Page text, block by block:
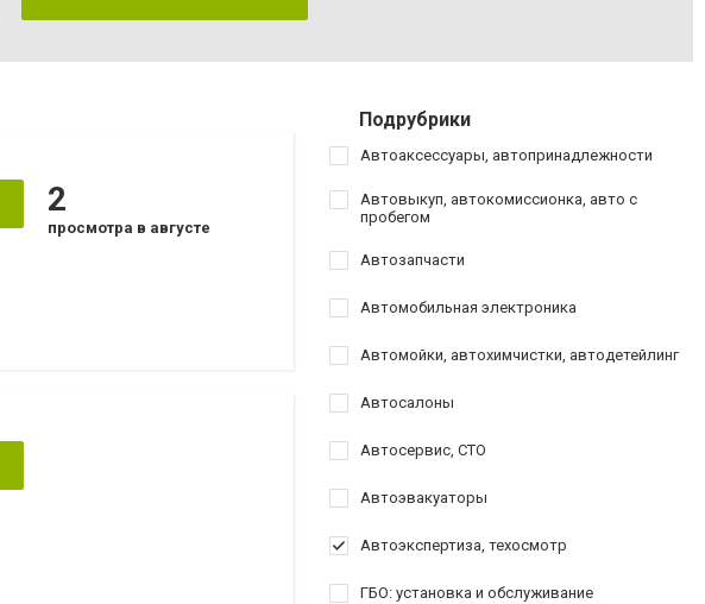
2
просмотра в августе
Подрубрики
Автоаксессуары, автопринадлежности
Автовыкуп, автокомиссионка, авто с
пробегом
Автозапчасти
Автомобильная электроника
Автомойки, автохимчистки, автодетейлинг
Автосалоны
Автосервис, СТО
Автоэвакуаторы
Автоэкспертиза, техосмотр
ГБО: установка и обслуживание